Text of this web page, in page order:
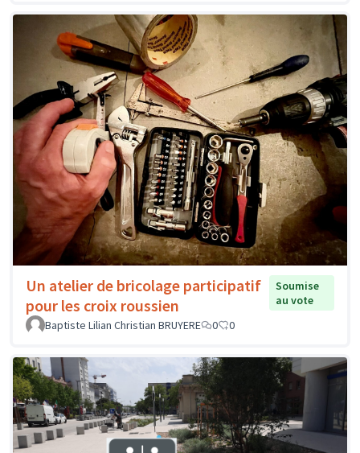
Un atelier de bricolage participatif
pour les croix roussien
Soumise
au vote
Baptiste Lilian Christian BRUYERE
0 0